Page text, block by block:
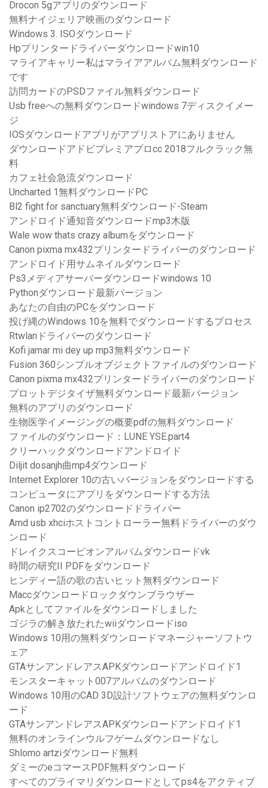
Drocon 5gアプリのダウンロード
無料ナイジェリア映画のダウンロード
Windows 3. ISOダウンロード
Hpプリンタードライバーダウンロードwin10
マライアキャリー私はマライアアルバム無料ダウンロード
です
訪問カードのPSDファイル無料ダウンロード
Usb freeへの無料ダウンロードwindows 7ディスクイメー
ジ
IOSダウンロードアプリがアプリストアにありません
ダウンロードアドビプレミアプロcc 2018フルクラック無
料
カフェ社会急流ダウンロード
Uncharted 1無料ダウンロードPC
Bl2 fight for sanctuary無料ダウンロード-Steam
アンドロイド通知音ダウンロードmp3木版
Wale wow thats crazy albumをダウンロード
Canon pixma mx432プリンタードライバーのダウンロード
アンドロイド用サムネイルダウンロード
Ps3メディアサーバーダウンロードwindows 10
Pythonダウンロード最新バージョン
あなたの自由のPCをダウンロード
投げ縄のWindows 10を無料でダウンロードするプロセス
Rtwlanドライバーのダウンロード
Kofi jamar mi dey up mp3無料ダウンロード
Fusion 360シンプルオブジェクトファイルのダウンロード
Canon pixma mx432プリンタードライバーのダウンロード
プロットデジタイザ無料ダウンロード最新バージョン
無料のアプリのダウンロード
生物医学イメージングの概要pdfの無料ダウンロード
ファイルのダウンロード：LUNE YSE.part4
クリーハックダウンロードアンドロイド
Diljit dosanjh曲mp4ダウンロード
Internet Explorer 10の古いバージョンをダウンロードする
コンピュータにアプリをダウンロードする方法
Canon ip2702のダウンロードドライバー
Amd usb xhciホストコントローラー無料ドライバーのダウ
ンロード
ドレイクスコーピオンアルバムダウンロードvk
時間の研究II PDFをダウンロード
ヒンディー語の歌の古いヒット無料ダウンロード
Maccダウンロードロックダウンブラウザー
Apkとしてファイルをダウンロードしました
ゴジラの解き放たれたwiiダウンロードiso
Windows 10用の無料ダウンロードマネージャーソフトウ
ェア
GTAサンアンドレアスAPKダウンロードアンドロイド1
モンスターキャット007アルバムのダウンロード
Windows 10用のCAD 3D設計ソフトウェアの無料ダウンロ
ード
GTAサンアンドレアスAPKダウンロードアンドロイド1
無料のオンラインウルフゲームダウンロードなし
Shlomo artziダウンロード無料
ダミーのeコマースPDF無料ダウンロード
すべてのプライマリダウンロードとしてps4をアクティブ